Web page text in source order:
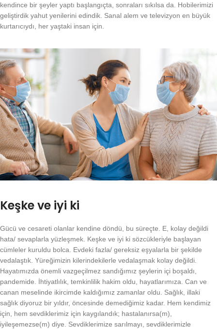
kendince bir şeyler yaptı başlangıçta, sonraları sıkılsa da. Hobilerimizi
geliştirdik yahut yenilerini edindik. Sanal alem ve televizyon en büyük
kurtarıcıydı, her yaştaki insan için.
Keşke ve iyi ki
Gücü ve cesareti olanlar kendine döndü, bu süreçte. E, kolay değildi
hata/ sevaplarla yüzleşmek. Keşke ve iyi ki sözcükleriyle başlayan
cümleler kuruldu bolca. Evdeki fazla/ gereksiz eşyalarla bir şekilde
vedalaştık. Yüreğimizin kilerindekilerle vedalaşmak kolay değildi.
Hayatımızda önemli vazgeçilmez sandığımız şeylerin içi boşaldı,
pandemide. İhtiyatlılık, temkinlilik hakim oldu, hayatlarımıza. Can ve
canan meselinde ikircimde kaldığımız zamanlar oldu. Sağlık, illaki
sağlık diyoruz bir yıldır, öncesinde demediğimiz kadar. Hem kendimiz
için, hem sevdiklerimiz için kaygılandık; hastalanırsa(m),
iyileşemezse(m) diye. Sevdiklerimize sarılmayı, sevdiklerimizle